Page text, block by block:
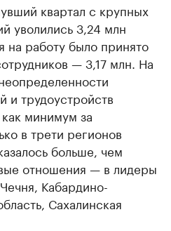
квартал с крупных
уволились 3,24 млн
на работу было принято
— 3,17 млн. На
и трудоустройств
минимум за
в трети регионов
больше, чем
отношения — в лидеры
Кабардино-
Сахалинская